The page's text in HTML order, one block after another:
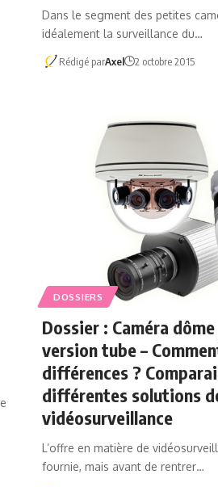
Dans le segment des petites
idéalement la surveillance du…
Rédigé parAxel 2 octobre 2015
DOSSIERS
Dossier : Caméra
version tube –
différences ?
différentes solutions
vidéosurveillance
L’offre en matière de
fournie, mais avant de rentrer…